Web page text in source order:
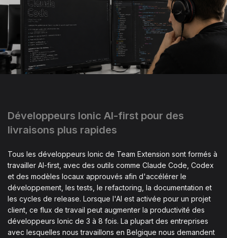
Développeurs Ionic AI-first pour des
livraisons plus rapides
Tous les développeurs Ionic de Team Extension sont formés à
travailler AI-first, avec des outils comme Claude Code, Codex
et des modèles locaux approuvés afin d'accélérer le
développement, les tests, le refactoring, la documentation et
les cycles de release. Lorsque l'AI est activée pour un projet
client, ce flux de travail peut augmenter la productivité des
développeurs Ionic de 3 à 8 fois. La plupart des entreprises
avec lesquelles nous travaillons en Belgique nous demandent